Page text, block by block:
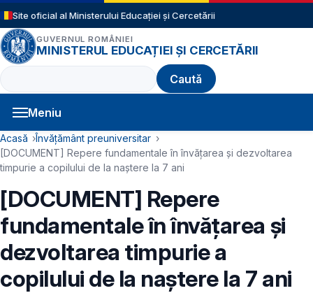
Sari la conținutul principal
Site oficial al Ministerului Educației și Cercetării
GUVERNUL ROMÂNIEI
MINISTERUL EDUCAȚIEI ȘI CERCETĂRII
Caută
Meniu
Navigație principală
Cale de navigare
Acasă
Învățământ preuniversitar
[DOCUMENT] Repere fundamentale în învățarea și dezvoltarea
timpurie a copilului de la naștere la 7 ani
[DOCUMENT] Repere
fundamentale în învățarea și
dezvoltarea timpurie a
copilului de la naștere la 7 ani